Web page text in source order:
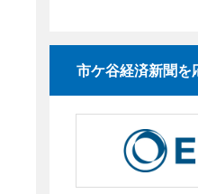
市ケ谷経済新聞を